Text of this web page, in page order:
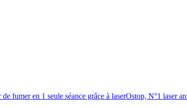
fumer en 1 seule séance grâce à laserOstop, N°1 laser